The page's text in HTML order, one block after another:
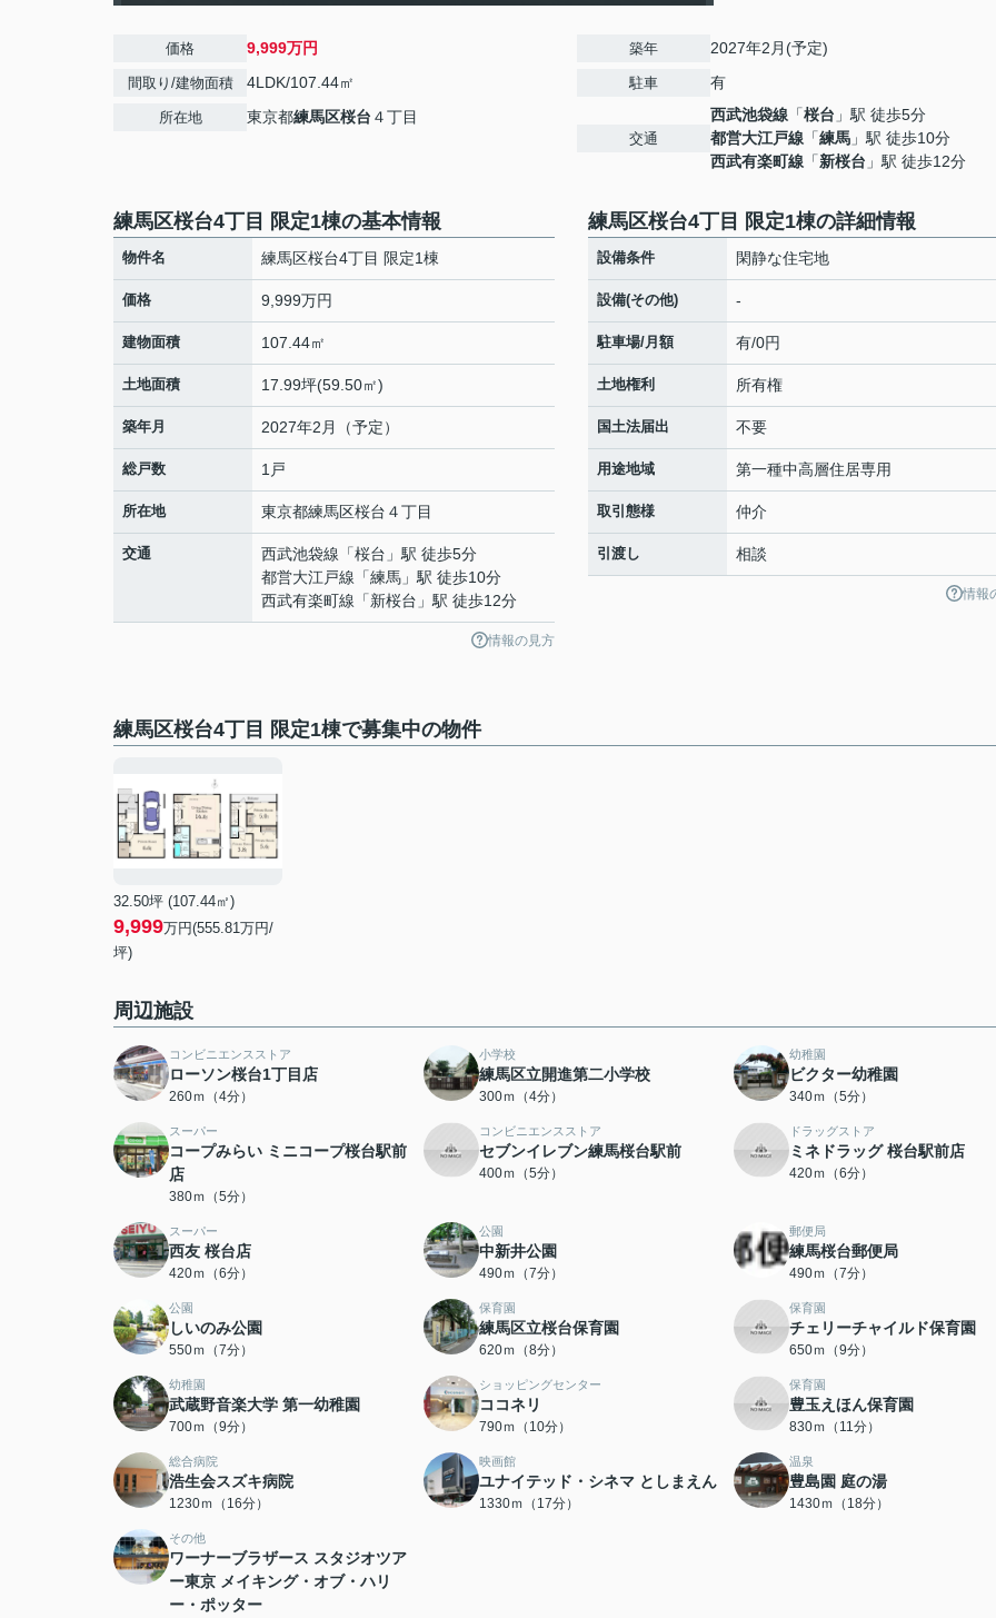
価格 9,999万円
間取り/建物面積 4LDK/107.44㎡
所在地 東京都練馬区桜台 ４丁目
築年 2027年2月(予定)
駐車 有
交通
西武池袋線 「桜台 」駅 徒歩5分
都営大江戸線 「練馬 」駅 徒歩10分
西武有楽町線 「新桜台 」駅 徒歩12分
練馬区桜台4丁目 限定1棟の基本情報
物件名 練馬区桜台4丁目 限定1棟
価格 9,999万円
建物面積 107.44㎡
土地面積 17.99坪(59.50㎡)
築年月 2027年2月（予定）
総戸数 1戸
所在地 東京都練馬区桜台 ４丁目
交通 西武池袋線 「桜台 」駅 徒歩5分
都営大江戸線 「練馬 」駅 徒歩10分
西武有楽町線 「新桜台 」駅 徒歩12分
情報の見方
練馬区桜台4丁目 限定1棟の詳細情報
設備条件 閑静な住宅地
設備(その他) -
駐車場/月額 有/0円
土地権利 所有権
国土法届出 不要
用途地域 第一種中高層住居専用
取引態様 仲介
引渡し 相談
情報
練馬区桜台4丁目 限定1棟で募集中の物件
32.50坪 (107.44㎡)
9,999万円(555.81万円/
坪)
周辺施設
コンビニエンスストア
ローソン桜台1丁目店
260ｍ（4分）
小学校
練馬区立開進第二小学校
300ｍ（4分）
幼稚園
ビクター幼稚園
340ｍ（5分）
スーパー
コープみらい ミニコープ桜台駅前
店
380ｍ（5分）
コンビニエンスストア
セブンイレブン練馬桜台駅前
400ｍ（5分）
ドラッグストア
ミネドラッグ 桜台駅前店
420ｍ（6分）
スーパー
西友 桜台店
420ｍ（6分）
公園
中新井公園
490ｍ（7分）
郵便局
練馬桜台郵便局
490ｍ（7分）
公園
しいのみ公園
550ｍ（7分）
保育園
練馬区立桜台保育園
620ｍ（8分）
保育園
チェリーチャイルド保育園
650ｍ（9分）
幼稚園
武蔵野音楽大学 第一幼稚園
700ｍ（9分）
ショッピングセンター
ココネリ
790ｍ（10分）
保育園
豊玉えほん保育園
830ｍ（11分）
総合病院
浩生会スズキ病院
1230ｍ（16分）
映画館
ユナイテッド・シネマ としまえん
1330ｍ（17分）
温泉
豊島園 庭の湯
1430ｍ（18分）
その他
ワーナーブラザース スタジオツア
ー東京 メイキング・オブ・ハリ
ー・ポッター